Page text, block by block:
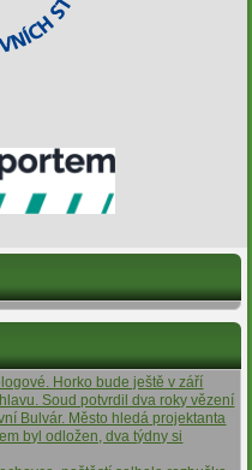
Horko bude ještě v září
Soud potvrdil dva roky vězení
Bulvár. Město hledá projektanta
byl odložen, dva týdny si